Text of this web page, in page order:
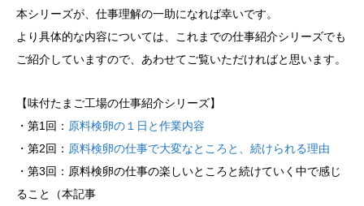
本シリーズが、仕事理解の一助になれば幸いです。
より具体的な内容については、これまでの仕事紹介シリーズでも
ご紹介していますので、あわせてご覧いただければと思います。
【味付たまご工場の仕事紹介シリーズ】
・第1回： 原料検卵の１日と作業内容
・第2回： 原料検卵の仕事で大変なところと、続けられる理由
・第3回：原料検卵の仕事の楽しいところと続けていく中で感じ
ること（本記事